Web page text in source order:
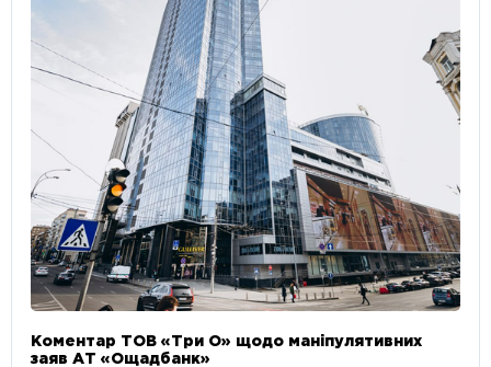
Коментар ТОВ «Три О» щодо маніпулятивних
заяв АТ «Ощадбанк»